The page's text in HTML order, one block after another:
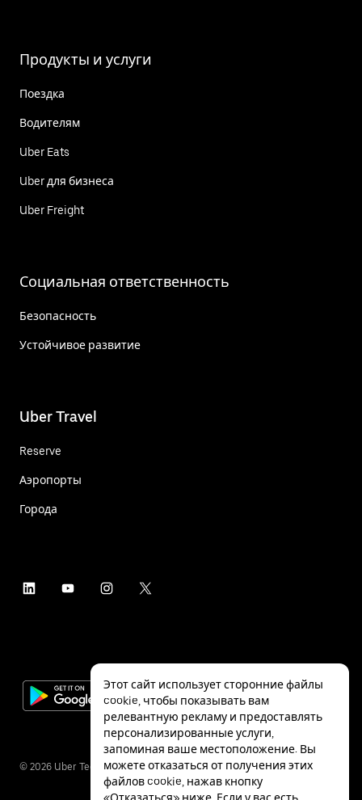
Продукты и услуги
Поездка
Водителям
Uber Eats
Uber для бизнеса
Uber Freight
Социальная ответственность
Безопасность
Устойчивое развитие
Uber Travel
Reserve
Аэропорты
Города
© 2026 Uber Technologies Inc.
Этот сайт использует сторонние файлы
cookie, чтобы показывать вам
релевантную рекламу и предоставлять
персонализированные услуги,
запоминая ваше местоположение. Вы
можете отказаться от получения этих
файлов cookie, нажав кнопку